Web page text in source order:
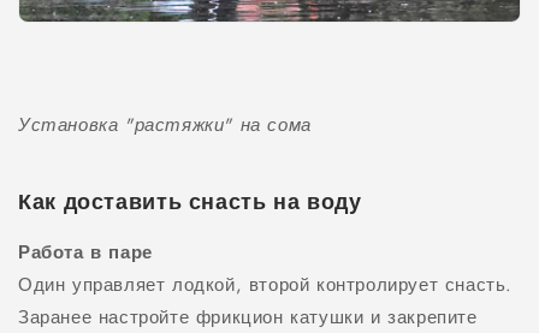
Установка "растяжки" на сома
Как доставить снасть на воду
Работа в паре
Один управляет лодкой, второй контролирует снасть.
Заранее настройте фрикцион катушки и закрепите